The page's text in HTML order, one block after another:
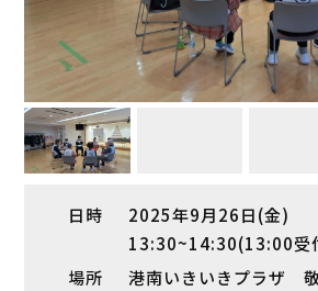
日時
2025年9月26日(金)
13:30~14:30(13:00受
場所
港南いきいきプラザ